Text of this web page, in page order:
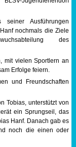
seiner Ausführungen
nochmals die Ziele
des
mit vielen Sportlern an
Erfolge feiern.
und Freundschaften
Tobias, unterstützt von
ein Sprungseil, das
Hanf. Danach gab es
noch die einen oder